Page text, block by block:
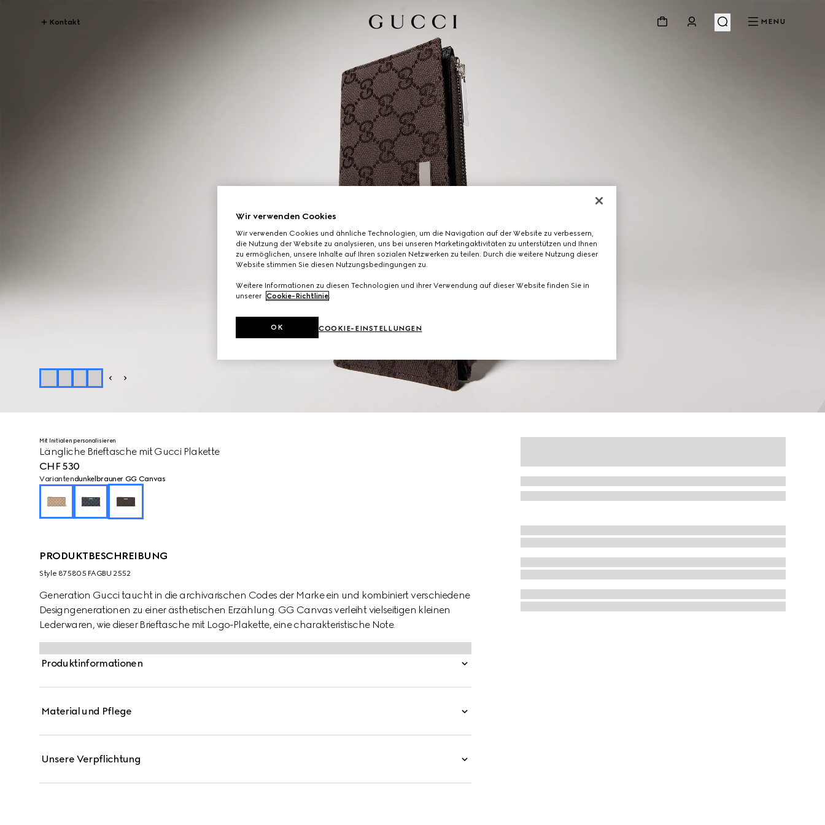
Kontakt MENU
Mit Initialen personalisieren
Längliche Brieftasche mit Gucci Plakette
CHF 530
Variantendunkelbrauner GG Canvas
PRODUKTBESCHREIBUNG
Style ‎875805 FAGBU 2552
Generation Gucci taucht in die archivarischen Codes der Marke ein und kombiniert verschiedene
Designgenerationen zu einer ästhetischen Erzählung. GG Canvas verleiht vielseitigen kleinen
Lederwaren, wie dieser Brieftasche mit Logo-Plakette, eine charakteristische Note.
Produktinformationen
Material und Pflege
Unsere Verpflichtung
Wir verwenden Cookies
Wir verwenden Cookies und ähnliche Technologien, um die Navigation auf der Website zu verbessern,
die Nutzung der Website zu analysieren, uns bei unseren Marketingaktivitäten zu unterstützen und Ihnen
zu ermöglichen, unsere Inhalte auf Ihren sozialen Netzwerken zu teilen. Durch die weitere Nutzung dieser
Website stimmen Sie diesen Nutzungsbedingungen zu.
Weitere Informationen zu diesen Technologien und ihrer Verwendung auf dieser Website finden Sie in
unserer Cookie-Richtlinie
COOKIE-EINSTELLUNGEN
OK